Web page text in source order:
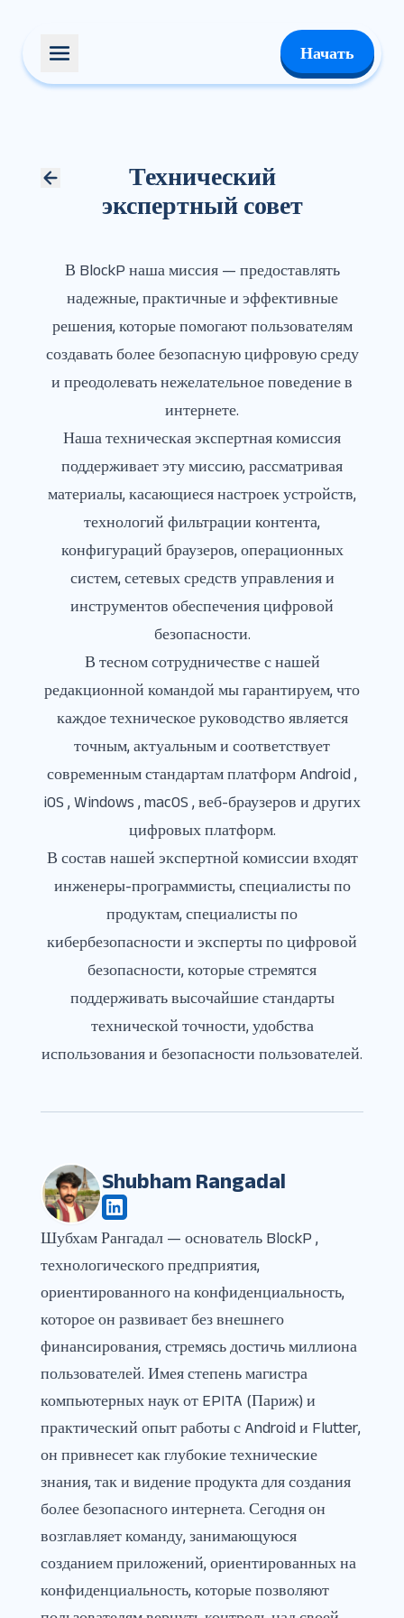
Начать
Технический
экспертный совет
В BlockP наша миссия — предоставлять
надежные, практичные и эффективные
решения, которые помогают пользователям
создавать более безопасную цифровую среду
и преодолевать нежелательное поведение в
интернете.
Наша техническая экспертная комиссия
поддерживает эту миссию, рассматривая
материалы, касающиеся настроек устройств,
технологий фильтрации контента,
конфигураций браузеров, операционных
систем, сетевых средств управления и
инструментов обеспечения цифровой
безопасности.
В тесном сотрудничестве с нашей
редакционной командой мы гарантируем, что
каждое техническое руководство является
точным, актуальным и соответствует
современным стандартам платформ Android ,
iOS , Windows , macOS , веб-браузеров и других
цифровых платформ.
В состав нашей экспертной комиссии входят
инженеры-программисты, специалисты по
продуктам, специалисты по
кибербезопасности и эксперты по цифровой
безопасности, которые стремятся
поддерживать высочайшие стандарты
технической точности, удобства
использования и безопасности пользователей.
Shubham Rangadal
Шубхам Рангадал — основатель BlockP ,
технологического предприятия,
ориентированного на конфиденциальность,
которое он развивает без внешнего
финансирования, стремясь достичь миллиона
пользователей. Имея степень магистра
компьютерных наук от EPITA (Париж) и
практический опыт работы с Android и Flutter,
он привнесет как глубокие технические
знания, так и видение продукта для создания
более безопасного интернета. Сегодня он
возглавляет команду, занимающуюся
созданием приложений, ориентированных на
конфиденциальность, которые позволяют